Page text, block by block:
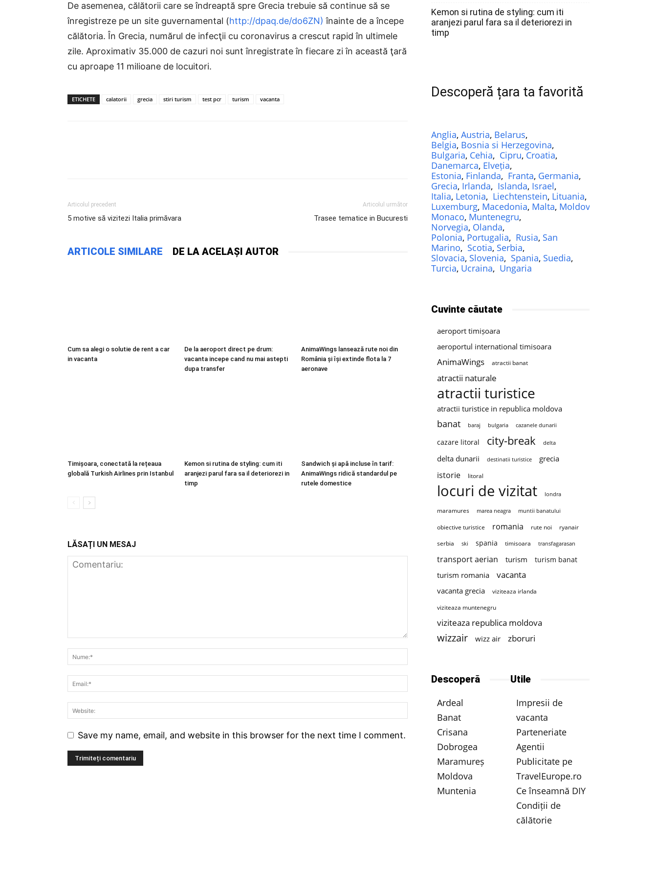
De asemenea, călătorii care se îndreaptă spre Grecia trebuie să continue să se
înregistreze pe un site guvernamental (http://dpaq.de/do6ZN) înainte de a începe
călătoria. În Grecia, numărul de infecţii cu coronavirus a crescut rapid în ultimele
zile. Aproximativ 35.000 de cazuri noi sunt înregistrate în fiecare zi în această ţară
cu aproape 11 milioane de locuitori.
ETICHETE calatorii grecia stiri turism test pcr turism vacanta
Articolul precedent
5 motive să vizitezi Italia primăvara
Articolul următor
Trasee tematice in Bucuresti
ARTICOLE SIMILARE DE LA ACELAȘI AUTOR
Cum sa alegi o solutie de rent a car
in vacanta
De la aeroport direct pe drum:
vacanta incepe cand nu mai astepti
dupa transfer
AnimaWings lansează rute noi din
România și își extinde flota la 7
aeronave
Timișoara, conectată la rețeaua
globală Turkish Airlines prin Istanbul
Kemon si rutina de styling: cum iti
aranjezi parul fara sa il deteriorezi in
timp
Sandwich și apă incluse în tarif:
AnimaWings ridică standardul pe
rutele domestice
LĂSAȚI UN MESAJ
Save my name, email, and website in this browser for the next time I comment.
Kemon si rutina de styling: cum iti
aranjezi parul fara sa il deteriorezi in
timp
Descoperă țara ta favorită
Anglia, Austria, Belarus,
Belgia, Bosnia si Herzegovina,
Bulgaria, Cehia, Cipru, Croatia,
Danemarca, Elveția,
Estonia, Finlanda, Franta, Germania,
Grecia, Irlanda, Islanda, Israel,
Italia, Letonia, Liechtenstein, Lituania,
Luxemburg, Macedonia, Malta, Moldova
Monaco, Muntenegru,
Norvegia, Olanda,
Polonia, Portugalia, Rusia, San
Marino, Scotia, Serbia,
Slovacia, Slovenia, Spania, Suedia,
Turcia, Ucraina, Ungaria
Cuvinte căutate
aeroport timișoara
aeroportul international timisoara
AnimaWings atractii banat
atractii naturale
atractii turistice
atractii turistice in republica moldova
banat baraj bulgaria cazanele dunarii
cazare litoral city-break delta
delta dunarii destinatii turistice grecia
istorie litoral
locuri de vizitat londra
maramures marea neagra muntii banatului
obiective turistice romania rute noi
ryanair
serbia
ski spania timisoara transfagarasan
transport aerian turism turism banat
turism romania vacanta
vacanta grecia
viziteaza irlanda
viziteaza muntenegru
viziteaza republica moldova
wizzair wizz air zboruri
Descoperă
Ardeal
Banat
Crisana
Dobrogea
Maramureș
Moldova
Muntenia
Utile
Impresii de
vacanta
Parteneriate
Agentii
Publicitate pe
TravelEurope.ro
Ce înseamnă DIY
Condiții de
călătorie